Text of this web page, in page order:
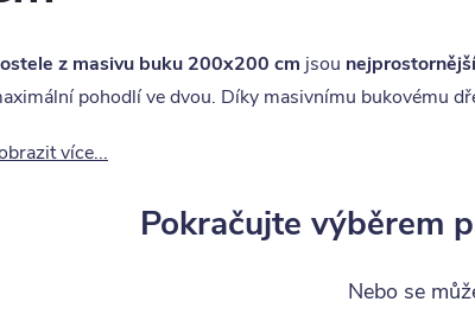
z masivu buku 200x200 cm jsou
pohodlí ve dvou. Díky masivnímu bukovému
více...
Pokračujte výběrem
Nebo se